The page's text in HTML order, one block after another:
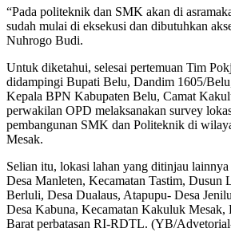
“Pada politeknik dan SMK akan di
sudah mulai di eksekusi dan dibutuhkan
Nuhrogo Budi.
Untuk diketahui, selesai pertemuan Tim
didampingi Bupati Belu, Dandim 1605/
Kepala BPN Kabupaten Belu, Camat
perwakilan OPD melaksanakan survey
pembangunan SMK dan Politeknik di
Mesak.
Selian itu, lokasi lahan yang ditinjau
Desa Manleten, Kecamatan Tastim, Dusun
Berluli, Desa Dualaus, Atapupu- Desa
Desa Kabuna, Kecamatan Kakuluk
Barat perbatasan RI-RDTL. (YB/